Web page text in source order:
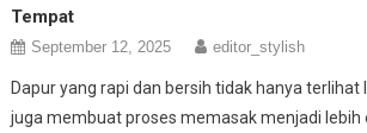
Tempat
September 12, 2025 editor_stylish
Dapur yang rapi dan bersih tidak hanya
juga membuat proses memasak menjadi lebih